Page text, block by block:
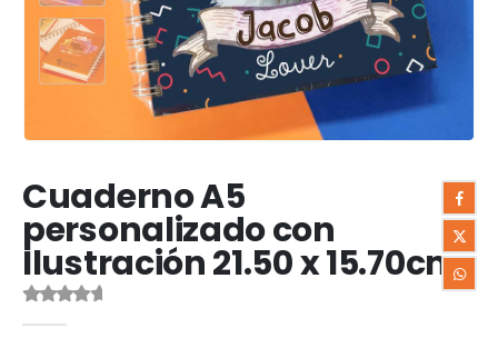
Cuaderno A5
personalizado con
Ilustración 21.50 x 15.70cm.